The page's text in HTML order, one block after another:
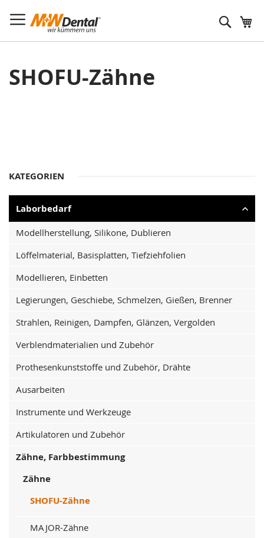
Suche
SHOFU-Zähne
KATEGORIEN
Laborbedarf
Modellherstellung, Silikone, Dublieren
Löffelmaterial, Basisplatten, Tiefziehfolien
Modellieren, Einbetten
Legierungen, Geschiebe, Schmelzen, Gießen, Brenner
Strahlen, Reinigen, Dampfen, Glänzen, Vergolden
Verblendmaterialien und Zubehör
Prothesenkunststoffe und Zubehör, Drähte
Ausarbeiten
Instrumente und Werkzeuge
Artikulatoren und Zubehör
Zähne, Farbbestimmung
Zähne
SHOFU-Zähne
MAJOR-Zähne